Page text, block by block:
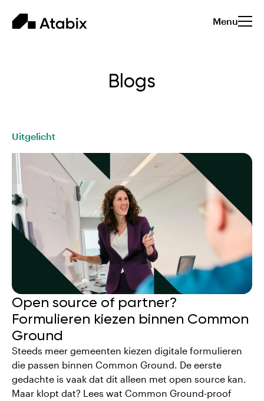
Menu
Blogs
Uitgelicht
Open source of partner?
Formulieren kiezen binnen Common
Ground
Steeds meer gemeenten kiezen digitale formulieren
die passen binnen Common Ground. De eerste
gedachte is vaak dat dit alleen met open source kan.
Maar klopt dat? Lees wat Common Ground-proof